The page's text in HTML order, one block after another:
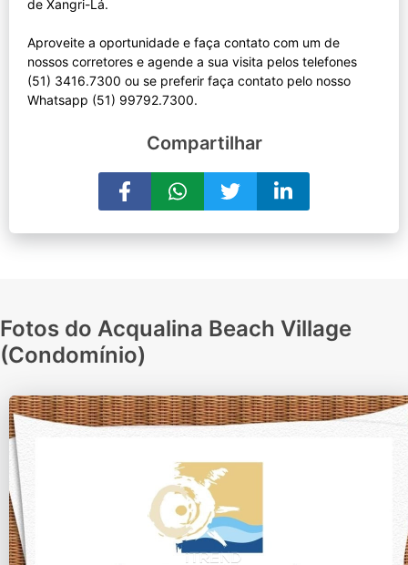
de Xangri-Lá.
Aproveite a oportunidade e faça contato com um de
nossos corretores e agende a sua visita pelos telefones
(51) 3416.7300 ou se preferir faça contato pelo nosso
Compartilhar
Fotos do Acqualina Beach Village
(Condomínio)